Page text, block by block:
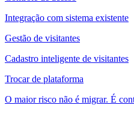
Integração com sistema existente
Gestão de visitantes
Cadastro inteligente de visitantes
Trocar de plataforma
O maior risco não é migrar. É